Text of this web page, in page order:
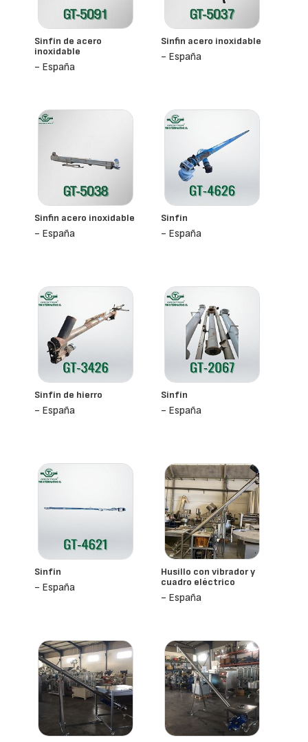
Sinfín de acero
inoxidable
- España
Sinfin acero inoxidable
- España
Sinfin acero inoxidable
- España
Sinfín
- España
Sinfín de hierro
- España
Sinfín
- España
Sinfín
- España
Husillo con vibrador y
cuadro eléctrico
- España